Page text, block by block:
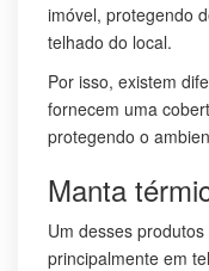
imóvel, protegendo
telhado do local.
Por isso, existem
fornecem uma
protegendo o
Manta
Um desses
principalmente em